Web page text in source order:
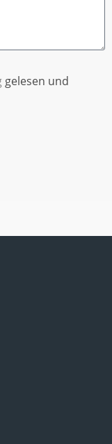
gelesen und